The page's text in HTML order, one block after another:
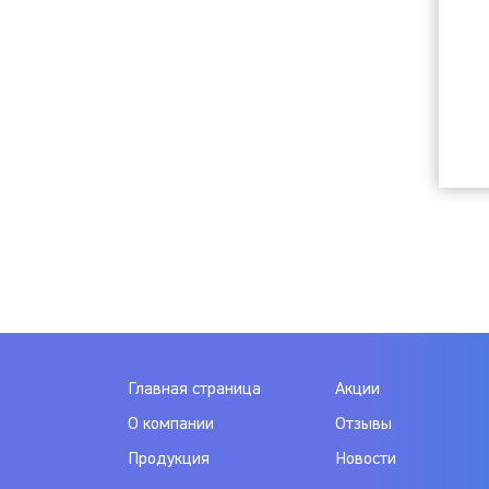
Главная страница
О компании
Продукция
Акции
Отзывы
Новости